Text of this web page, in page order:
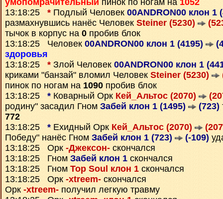
умопомрачительный пинок по ногам на 1052
13:18:25 * Подлый Человек 00ANDRON00 клон 1
размахнувшись нанёс Человек Steiner (5230)
тычок в корпус на 0 пробив блок
13:18:25 Человек 00ANDRON00 клон 1 (4195)
здоровья
13:18:25 * Злой Человек 00ANDRON00 клон 1
криками "банзай" вломил Человек Steiner (5230)
пинок по ногам на 1090 пробив блок
13:18:25 * Коварный Орк Кей_Альтос (2070)
родину" засадил Гном Забей клон 1 (1495) (723)
772
13:18:25 * Ехидный Орк Кей_Альтос (2070)
Победу" нанёс Гном Забей клон 1 (723) (-109)
13:18:25 Орк -Джексон- скончался
13:18:25 Гном Забей клон 1 скончался
13:18:25 Гном Top Soul клон 1 скончался
13:18:25 Орк -xtreem- скончался
Орк -xtreem- получил легкую травму